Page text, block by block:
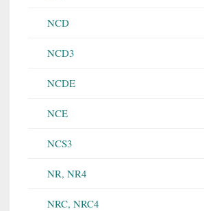
NCD
NCD3
NCDE
NCE
NCS3
NR, NR4
NRC, NRC4